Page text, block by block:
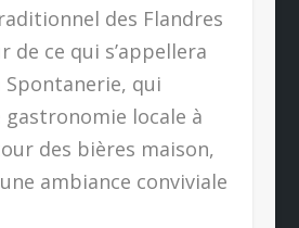
des Flandres
de ce qui s’appellera
Spontanerie, qui
locale à
des bières maison,
ambiance conviviale